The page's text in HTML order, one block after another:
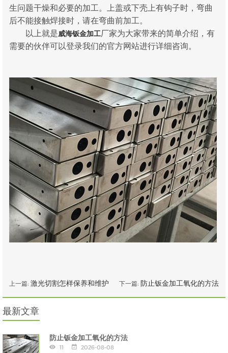
生问题干燥和必要的加工。上盖或下壳上有钩子时，弯曲
后不能接触焊接时，请在弯曲前加工。
以上就是威海钣金加工厂家为大家带来的简单介绍，有
需要的伙伴可以登录我们的官方网站进行详细咨询。
上一篇: 激光切割怎样保养和维护 下一篇: 防止钣金加工氧化的方法
最新文章
防止钣金加工氧化的方法
11
2026-08-08